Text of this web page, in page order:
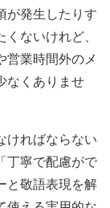
が発生したりす
ないけれど、
業時間外のメ
なくありませ
ければならない
丁寧で配慮がで
と敬語表現を解